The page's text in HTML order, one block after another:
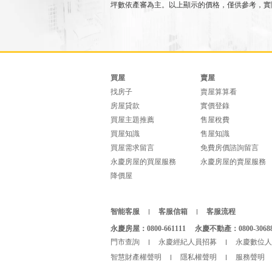
坪數依產審為主。以上顯示的價格，僅供參考，
買屋
找房子
房屋貸款
買屋主題推薦
買屋知識
買屋需求留言
永慶房屋的買屋服務
降價屋
賣屋
賣屋算算看
實價登錄
售屋稅費
售屋知識
免費房價諮詢留言
永慶房屋的賣屋服務
智能客服 客服信箱
客服流程
永慶房屋：0800-661111
永慶不動產：0800-
門市查詢
永慶經紀人員招募
永慶數位
智慧財產權聲明
隱私權聲明 服務聲明